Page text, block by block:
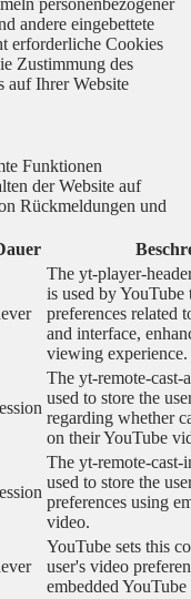
andere eingebettete
erforderliche Cookies
Zustimmung des
auf Ihrer Website
Funktionen
der Website auf
Rückmeldungen und
The yt-player-
is used by YouTube
preferences related
and interface,
viewing experience.
The yt-remote-cast-
used to store the
regarding whether
on their YouTube
The yt-remote-cast-
used to store the
preferences using
video.
YouTube sets this
user's video
embedded